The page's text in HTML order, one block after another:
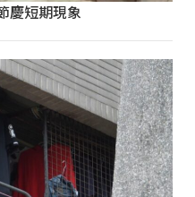
慶短期現象